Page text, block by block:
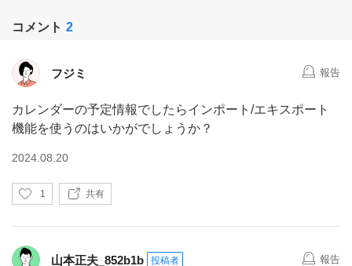
コメント 2
フジミ 報告
カレンダーの予定情報でしたらインポート/エキスポート
機能を使うのはいかがでしょうか？
2024.08.20
い
1 共有
山本正夫_852b1b 投稿者 報告